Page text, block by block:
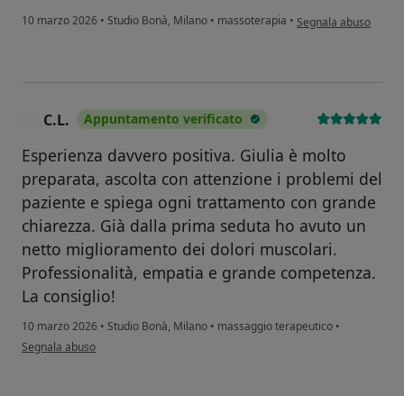
10 marzo 2026 • Studio Bonà, Milano • massoterapia • secondo l'opinione
Segnala abuso
C.L. Appuntamento verificato
Esperienza davvero positiva. Giulia è molto
preparata, ascolta con attenzione i problemi del
paziente e spiega ogni trattamento con grande
chiarezza. Già dalla prima seduta ho avuto un
netto miglioramento dei dolori muscolari.
Professionalità, empatia e grande competenza.
La consiglio!
10 marzo 2026 • Studio Bonà, Milano • massaggio terapeutico •
secondo l'opinione dell'utente C.L.
Segnala abuso